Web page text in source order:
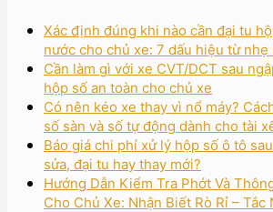
Xác định đúng khi nào cần đại tu
nước cho chủ xe: 7 dấu hiệu từ nhẹ
Cần làm gì với xe CVT/DCT sau
hộp số an toàn cho chủ xe
Có nên kéo xe thay vì nổ máy?
số sàn và số tự động dành cho tài
Báo giá chi phí xử lý hộp số ô tô
sửa, đại tu hay thay mới?
Hướng Dẫn Kiểm Tra Phớt Và
Cho Chủ Xe: Nhận Biết Rò Rỉ – Tắc